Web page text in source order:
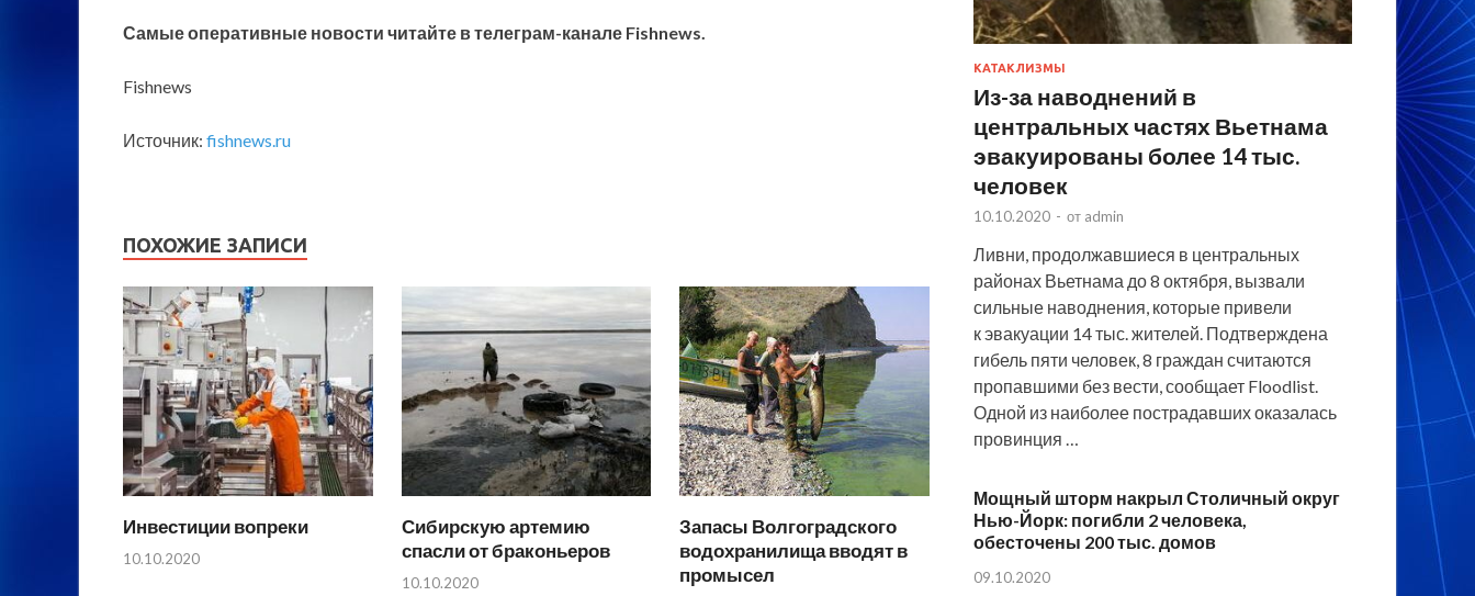
Самые оперативные новости читайте втелеграм-канале Fishnews.
Fishnews
Источник: fishnews.ru
ПОХОЖИЕ ЗАПИСИ
Инвестиции вопреки
10.10.2020
Сибирскую артемию
спасли от браконьеров
10.10.2020
Запасы Волгоградского
водохранилища вводят в
промысел
КАТАКЛИЗМЫ
Из-за наводнений в
центральных частях Вьетнама
эвакуированы более 14 тыс.
человек
10.10.2020 - от admin
Ливни, продолжавшиеся в центральных
районах Вьетнама до 8 октября, вызвали
сильные наводнения, которые привели
к эвакуации 14 тыс. жителей. Подтверждена
гибель пяти человек, 8 граждан считаются
пропавшими без вести, сообщает Floodlist.
Одной из наиболее пострадавших оказалась
провинция …
Мощный шторм накрыл Столичный округ
Нью-Йорк: погибли 2 человека,
обесточены 200 тыс. домов
09.10.2020